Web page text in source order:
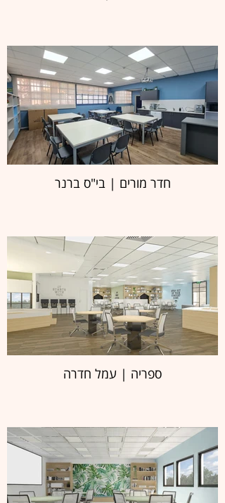
חדר מורים | בי"ס ברנר
ספריה | עמל חדרה